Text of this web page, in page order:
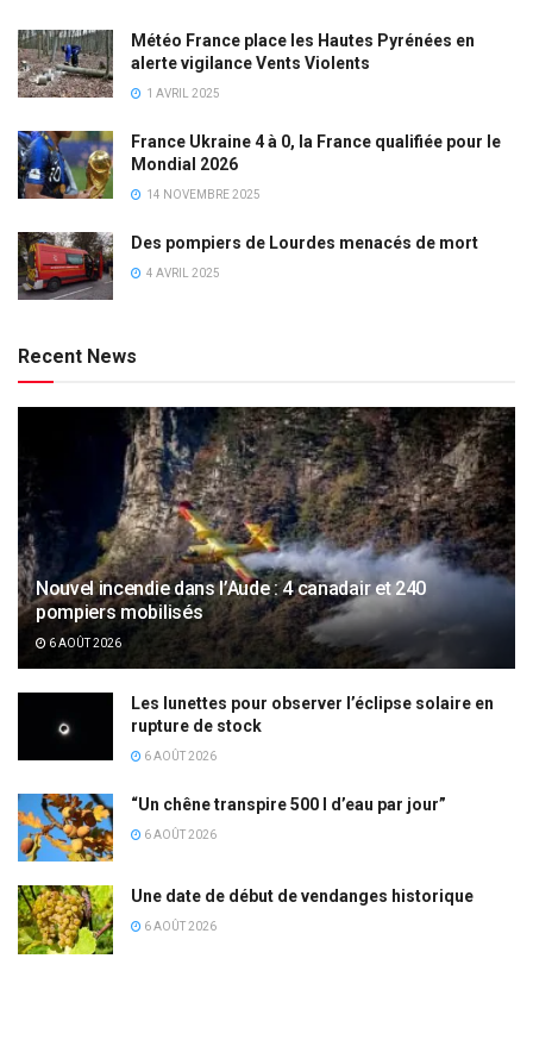
Météo France place les Hautes Pyrénées en
alerte vigilance Vents Violents
1 AVRIL 2025
France Ukraine 4 à 0, la France qualifiée pour le
Mondial 2026
14 NOVEMBRE 2025
Des pompiers de Lourdes menacés de mort
4 AVRIL 2025
Recent News
Nouvel incendie dans l’Aude : 4 canadair et 240
pompiers mobilisés
6 AOÛT 2026
Les lunettes pour observer l’éclipse solaire en
rupture de stock
6 AOÛT 2026
“Un chêne transpire 500 l d’eau par jour”
6 AOÛT 2026
Une date de début de vendanges historique
6 AOÛT 2026